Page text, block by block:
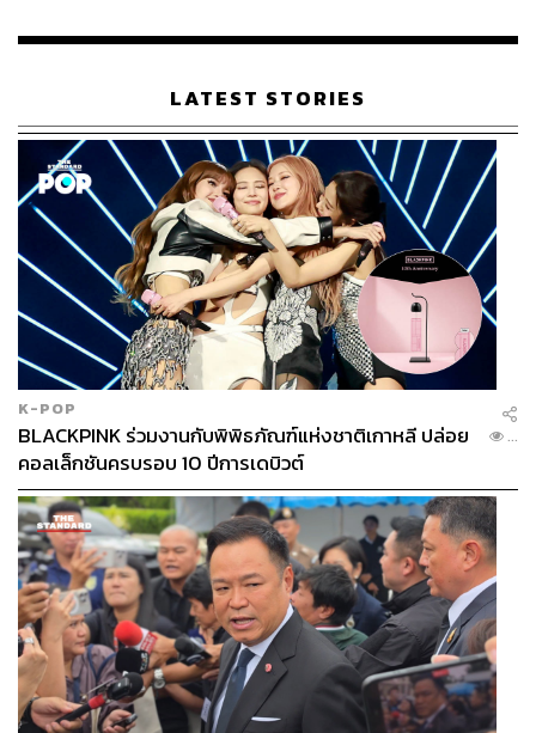
เรือนไทยที่ถูกซุกไว้
LATEST STORIES
K-POP
BLACKPINK ร่วมงานกับพิพิธภัณฑ์แห่งชาติเกาหลี ปล่อย
คอลเล็กชันครบรอบ 10 ปีการเดบิวต์
...